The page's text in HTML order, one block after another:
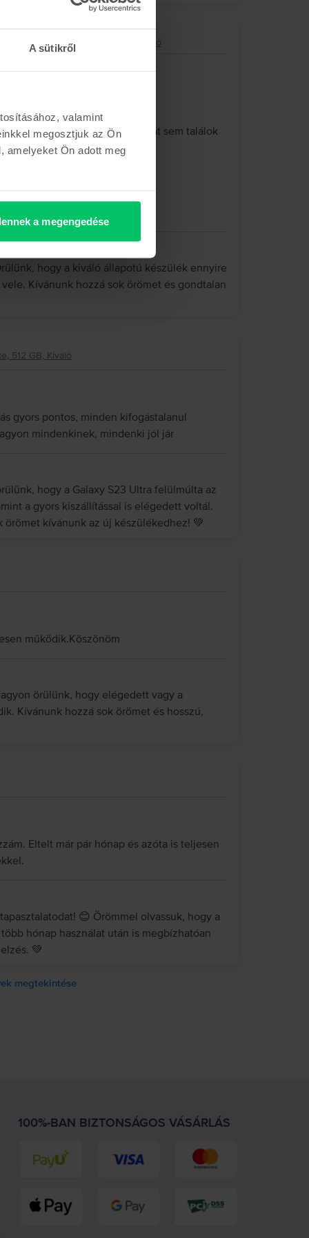
A sütikről
valamint
megosztjuk az Ön
amelyeket Ön adott meg
a megengedése
core GPU, Starlight, 256 GB, Kiváló
meg, és tökéletes. Egy hibát sem találok
hogy a kiváló állapotú készülék ennyire
Kívánunk hozzá sok örömet és gondtalan
512 GB, Kiváló
gyors pontos, minden kifogástalanul
mindenkinek, mindenki jól jár
hogy a Galaxy S23 Ultra felülmúlta az
a gyors kiszállítással is elégedett voltál.
örömet kívánunk az új készülékedhez! 💚
működik.Köszönöm
örülünk, hogy elégedett vagy a
Kívánunk hozzá sok örömet és hosszú,
Eltelt már pár hónap és azóta is teljesen
😊 Örömmel olvassuk, hogy a
hónap használat után is megbízhatóan
💚
megtekintése
100%-BAN BIZTONSÁGOS VÁSÁRLÁS